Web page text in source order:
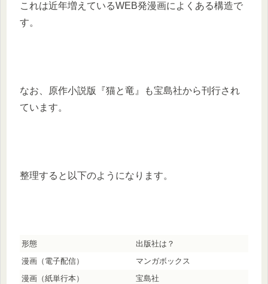
これは近年増えているWEB発漫画によくある構造で
す。
なお、原作小説版『猫と竜』も宝島社から刊行され
ています。
整理すると以下のようになります。
形態
出版社は？
漫画（電子配信）
マンガボックス
漫画（紙単行本）
宝島社